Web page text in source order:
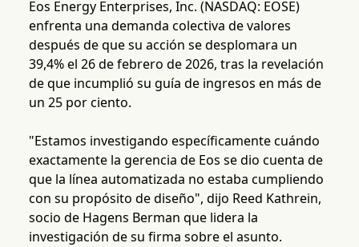
Eos Energy Enterprises, Inc. (NASDAQ: EOSE)
enfrenta una demanda colectiva de valores
después de que su acción se desplomara un
39,4% el 26 de febrero de 2026, tras la revelación
de que incumplió su guía de ingresos en más de
un 25 por ciento.
"Estamos investigando específicamente cuándo
exactamente la gerencia de Eos se dio cuenta de
que la línea automatizada no estaba cumpliendo
con su propósito de diseño", dijo Reed Kathrein,
socio de Hagens Berman que lidera la
investigación de su firma sobre el asunto.